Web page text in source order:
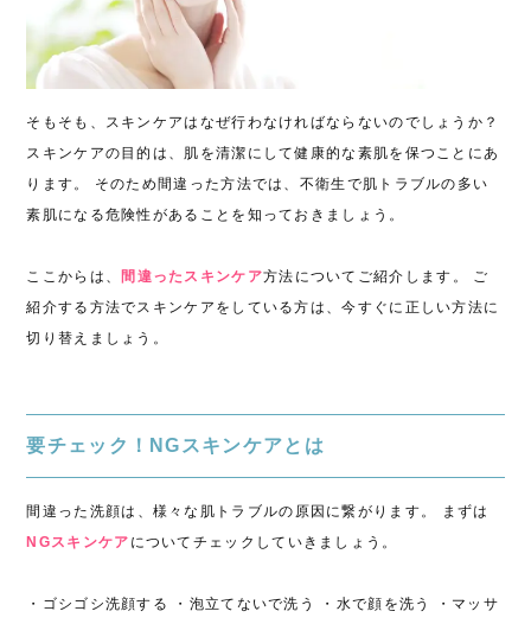
そもそも、スキンケアはなぜ行わなければならないのでしょうか？
スキンケアの目的は、肌を清潔にして健康的な素肌を保つことにあ
ります。 そのため間違った方法では、不衛生で肌トラブルの多い
素肌になる危険性があることを知っておきましょう。
ここからは、 間違ったスキンケア方法についてご紹介します。 ご
紹介する方法でスキンケアをしている方は、今すぐに正しい方法に
切り替えましょう。
要チェック！NGスキンケアとは
間違った洗顔は
、様々な肌トラブルの原因に繋がります。 まずは
NGスキンケア についてチェックしていきましょう。
・ゴシゴシ洗顔する ・泡立てないで洗う ・水で顔を洗う ・マッサ